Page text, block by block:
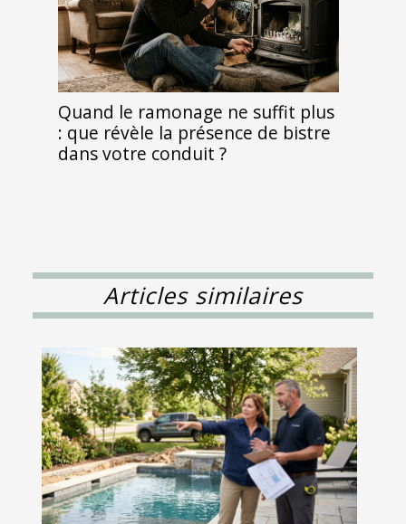
Quand le ramonage ne suffit plus
: que révèle la présence de bistre
dans votre conduit ?
Articles similaires